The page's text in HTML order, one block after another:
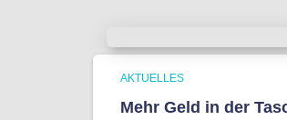
AKTUELLES
Mehr Geld in der